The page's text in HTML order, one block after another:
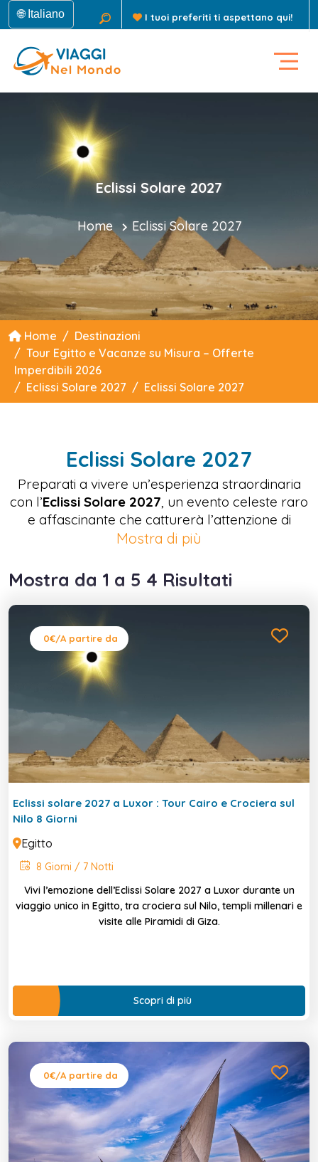
🌐 Italiano I tuoi preferiti ti aspettano qui!
Eclissi Solare 2027
Home Eclissi Solare 2027
Home
Destinazioni
Tour Egitto e Vacanze su Misura – Offerte
Imperdibili 2026
Eclissi Solare 2027
Eclissi Solare 2027
Eclissi Solare 2027
Preparati a vivere un’esperienza straordinaria
con l’Eclissi Solare 2027 , un evento celeste raro
e affascinante che catturerà l’attenzione di
appassionati e curiosi di tutto il mondo. Questa
di osservare il sole oscurato dalla luna, creando
uno spettacolo indimenticabile nel cielo. Pianifica
la tua esperienza scegliendo le migliori location
per l’osservazione, con tour dedicati, guide
esperte e attività speciali pensate per rendere
Eclissi Solare 2027
Mostra di più
Mostra da 1 a 5 4 Risultati
0€/A partire da
Eclissi solare 2027 a Luxor : Tour Cairo e Crociera sul
Nilo 8 Giorni
Egitto
8 Giorni / 7 Notti
Vivi l’emozione dell’Eclissi Solare 2027 a Luxor durante un
viaggio unico in Egitto, tra crociera sul Nilo, templi millenari e
visite alle Piramidi di Giza.
Scopri di più
0€/A partire da